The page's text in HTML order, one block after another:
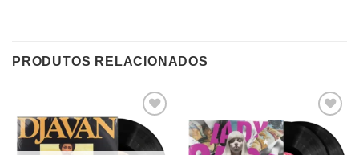
PRODUTOS RELACIONADOS
Adicionar
a lista de
desejos
Adicionar
a lista de
desejos